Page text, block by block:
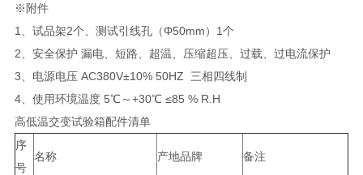
※附件
1、试品架2个、测试引线孔（Φ50mm）1个
2、安全保护 漏电、短路、超温、压缩超压、过载、过电流保护
3、电源电压 AC380V±10% 50HZ 三相四线制
4、使用环境温度 5℃～+30℃ ≤85 % R.H
高低温交变试验箱配件清单
序
号
名称 产地品牌 备注